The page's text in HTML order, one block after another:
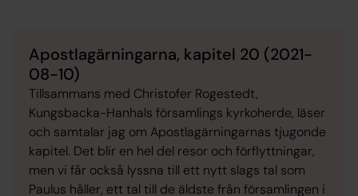
Apostlagärningarna, kapitel 20 (2021-
08-10)
Tillsammans med Christofer Rogestedt,
Kungsbacka-Hanhals församlings kyrkoherde, läser
och samtalar jag om Apostlagärningarnas tjugonde
kapitel. Det blir en hel del resor och förflyttningar,
men vi får också lyssna till ett nytt slags tal som
Paulus håller, ett tal till de äldste från församlingen i